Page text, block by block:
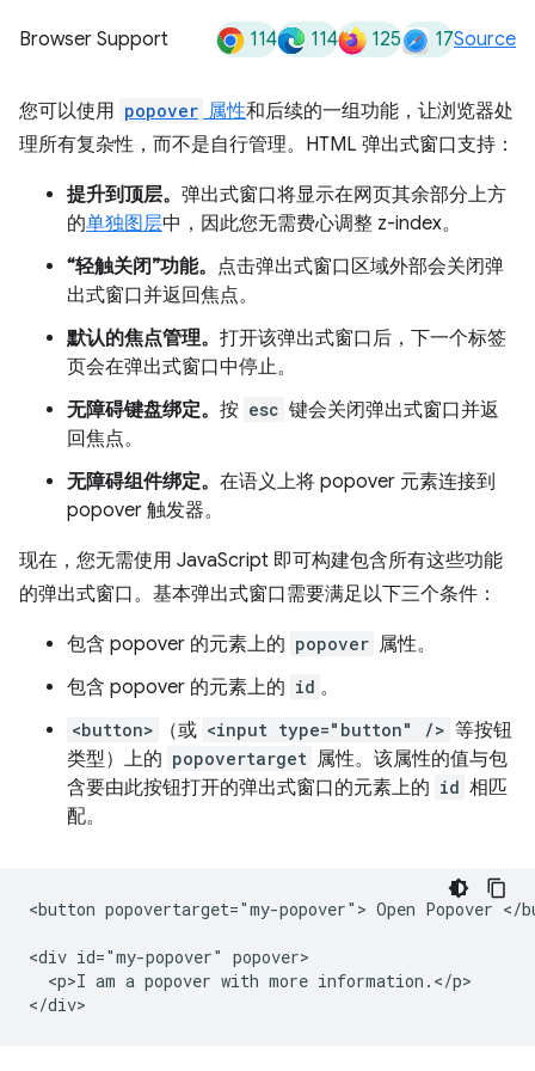
Browser Support 114 114 125 17Source
您可以使用 popover 属性和后续的一组功能，让浏览器处
理所有复杂性，而不是自行管理。HTML 弹出式窗口支持：
提升到顶层。 弹出式窗口将显示在网页其余部分上方
的单独图层中，因此您无需费心调整 z-index。
“轻触关闭”功能。 点击弹出式窗口区域外部会关闭弹
出式窗口并返回焦点。
默认的焦点管理。 打开该弹出式窗口后，下一个标签
页会在弹出式窗口中停止。
无障碍键盘绑定。 按 esc 键会关闭弹出式窗口并返
回焦点。
无障碍组件绑定。 在语义上将 popover 元素连接到
popover 触发器。
现在，您无需使用 JavaScript 即可构建包含所有这些功能
的弹出式窗口。基本弹出式窗口需要满足以下三个条件：
包含 popover 的元素上的 popover 属性。
包含 popover 的元素上的 id 。
<button> （或 <input type="button" /> 等按钮
类型）上的 popovertarget 属性。该属性的值与包
含要由此按钮打开的弹出式窗口的元素上的 id 相匹
配。
<button popovertarget="my-popover"> Open Popover </
<div id="my-popover" popover>
  <p>I am a popover with more information.</p>